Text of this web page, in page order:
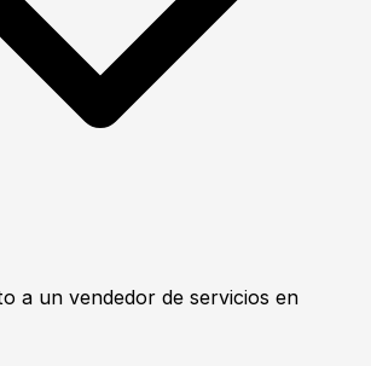
a un vendedor de servicios en